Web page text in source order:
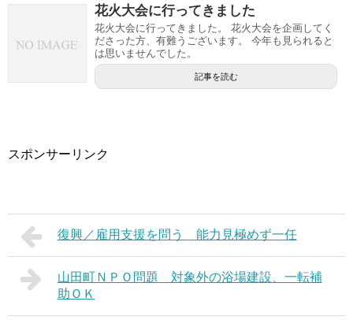
花火大会に行ってきました
花火大会に行ってきました。 花火大会を企画してく
ださった方、有難うございます。 今年も見られると
は思いませんでした。
記事を読む
スポンサーリンク
復興／雇用支援を問う 能力見極めず一任
山田町ＮＰＯ問題 対象外の浴場建設、一転補
助ＯＫ